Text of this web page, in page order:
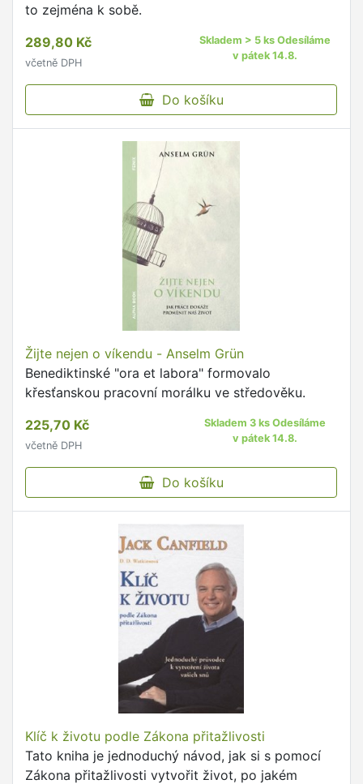
to zejména k sobě.
289,80 Kč
včetně DPH
Skladem > 5 ks Odesíláme
v pátek 14.8.
Do košíku
Žijte nejen o víkendu - Anselm Grün
Benediktinské "ora et labora" formovalo
křesťanskou pracovní morálku ve středověku.
225,70 Kč
včetně DPH
Skladem 3 ks Odesíláme
v pátek 14.8.
Do košíku
Klíč k životu podle Zákona přitažlivosti
Tato kniha je jednoduchý návod, jak si s pomocí
Zákona přitažlivosti vytvořit život, po jakém